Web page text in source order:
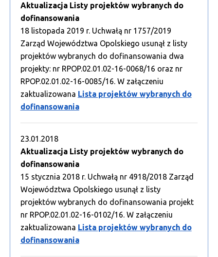
Aktualizacja Listy projektów wybranych do
dofinansowania
18 listopada 2019 r. Uchwałą nr 1757/2019
Zarząd Województwa Opolskiego usunął z listy
projektów wybranych do dofinansowania dwa
projekty: nr RPOP.02.01.02-16-0068/16 oraz nr
RPOP.02.01.02-16-0085/16. W załączeniu
zaktualizowana Lista projektów wybranych do
dofinansowania
23.01.2018
Aktualizacja Listy projektów wybranych do
dofinansowania
15 stycznia 2018 r. Uchwałą nr 4918/2018 Zarząd
Województwa Opolskiego usunął z listy
projektów wybranych do dofinansowania projekt
nr RPOP.02.01.02-16-0102/16. W załączeniu
zaktualizowana Lista projektów wybranych do
dofinansowania